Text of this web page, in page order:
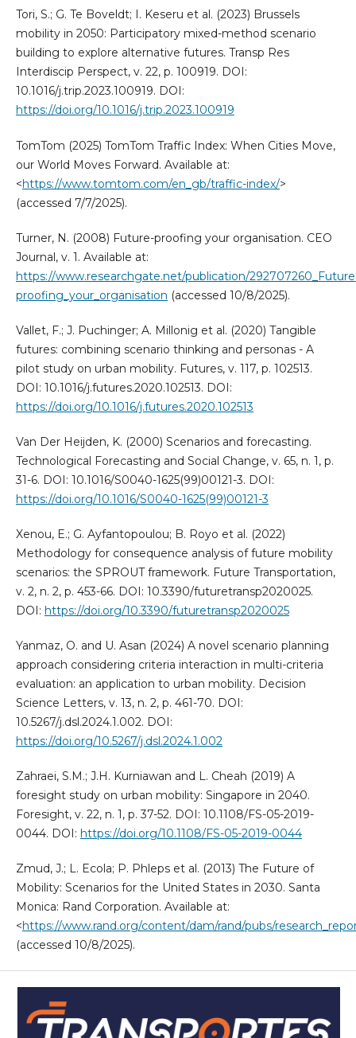
Tori, S.; G. Te Boveldt; I. Keseru et al. (2023) Brussels
mobility in 2050: Participatory mixed-method scenario
building to explore alternative futures. Transp Res
Interdiscip Perspect, v. 22, p. 100919. DOI:
10.1016/j.trip.2023.100919. DOI:
https://doi.org/10.1016/j.trip.2023.100919
TomTom (2025) TomTom Traffic Index: When Cities Move,
our World Moves Forward. Available at:
<https://www.tomtom.com/en_gb/traffic-index/>
(accessed 7/7/2025).
Turner, N. (2008) Future-proofing your organisation. CEO
Journal, v. 1. Available at:
https://www.researchgate.net/publication/
proofing_your_organisation (accessed 10/8/2025).
Vallet, F.; J. Puchinger; A. Millonig et al. (2020) Tangible
futures: combining scenario thinking and personas - A
pilot study on urban mobility. Futures, v. 117, p. 102513.
DOI: 10.1016/j.futures.2020.102513. DOI:
https://doi.org/10.1016/j.futures.2020.102513
Van Der Heijden, K. (2000) Scenarios and forecasting.
Technological Forecasting and Social Change, v. 65, n. 1, p.
31-6. DOI: 10.1016/S0040-1625(99)00121-3. DOI:
https://doi.org/10.1016/S0040-1625(99)00121-3
Xenou, E.; G. Ayfantopoulou; B. Royo et al. (2022)
Methodology for consequence analysis of future mobility
scenarios: the SPROUT framework. Future Transportation,
v. 2, n. 2, p. 453-66. DOI: 10.3390/futuretransp2020025.
DOI: https://doi.org/10.3390/futuretransp2020025
Yanmaz, O. and U. Asan (2024) A novel scenario planning
approach considering criteria interaction in multi-criteria
evaluation: an application to urban mobility. Decision
Science Letters, v. 13, n. 2, p. 461-70. DOI:
10.5267/j.dsl.2024.1.002. DOI:
https://doi.org/10.5267/j.dsl.2024.1.002
Zahraei, S.M.; J.H. Kurniawan and L. Cheah (2019) A
foresight study on urban mobility: Singapore in 2040.
Foresight, v. 22, n. 1, p. 37-52. DOI: 10.1108/FS-05-2019-
0044. DOI: https://doi.org/10.1108/FS-05-2019-0044
Zmud, J.; L. Ecola; P. Phleps et al. (2013) The Future of
Mobility: Scenarios for the United States in 2030. Santa
Monica: Rand Corporation. Available at:
<https://www.rand.org/content/dam/rand/pubs/
(accessed 10/8/2025).